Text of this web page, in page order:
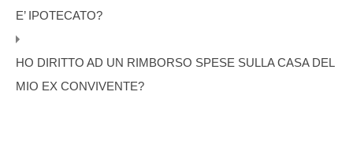
E’ IPOTECATO?
HO DIRITTO AD UN RIMBORSO SPESE SULLA CASA DEL
MIO EX CONVIVENTE?